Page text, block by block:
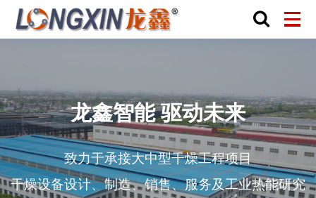
龙鑫智能 驱动未来
致力于承接大中型干燥工程项目
干燥设备设计、制造、销售、服务及工业热能研究